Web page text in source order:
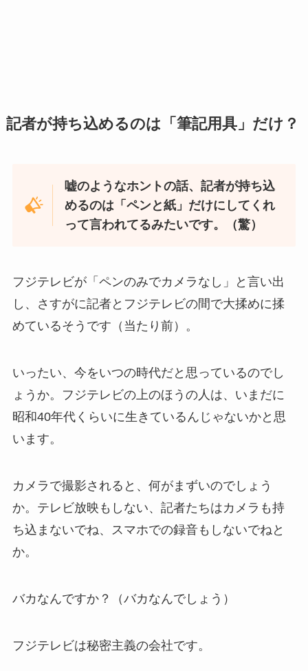
記者が持ち込めるのは「筆記用具」だけ？
嘘のようなホントの話、記者が持ち込
めるのは「ペンと紙」だけにしてくれ
って言われてるみたいです。（驚）
フジテレビが「ペンのみでカメラなし」と言い出
し、さすがに記者とフジテレビの間で大揉めに揉
めているそうです（当たり前）。
いったい、今をいつの時代だと思っているのでし
ょうか。フジテレビの上のほうの人は、いまだに
昭和40年代くらいに生きているんじゃないかと思
います。
カメラで撮影されると、何がまずいのでしょう
か。テレビ放映もしない、記者たちはカメラも持
ち込まないでね、スマホでの録音もしないでねと
か。
バカなんですか？（バカなんでしょう）
フジテレビは秘密主義の会社です。